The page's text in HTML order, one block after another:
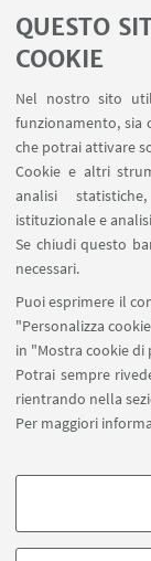
QUESTO
COOKIE
Nel nostro sito
funzionamento, sia
che potrai attivare
Cookie e altri
analisi
istituzionale e
Se chiudi questo
necessari.
Puoi esprimere il
"Personalizza
in "Mostra cookie di
Potrai sempre
rientrando nella
Per maggiori
COOKIE DI
©Copyright